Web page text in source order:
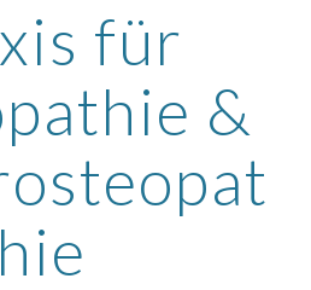
für
&
hie